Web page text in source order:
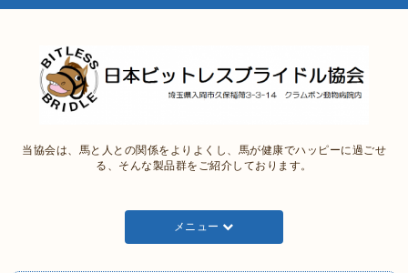
当協会は、馬と人との関係をよりよくし、馬が健康でハッピーに過ごせ
る、そんな製品群をご紹介しております。
メニュー